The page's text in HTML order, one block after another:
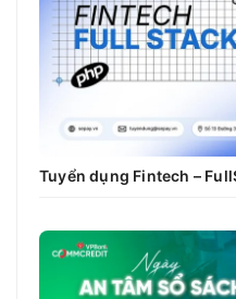
Tuyển dụng Fintech –